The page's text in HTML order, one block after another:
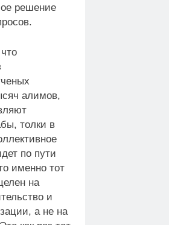
решение
алимов,
толки в
по пути
именно тот
на
и
а не на